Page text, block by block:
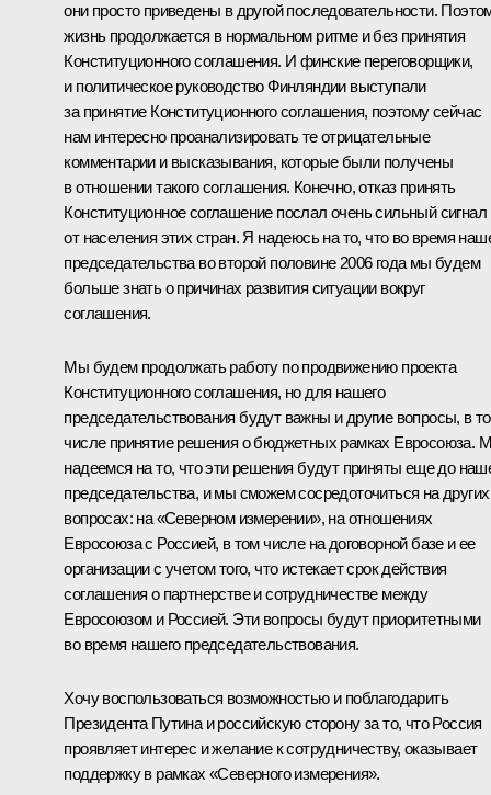
они просто приведены в другой последовательности.
жизнь продолжается в нормальном ритме и без принятия
Конституционного соглашения. И финские переговорщики,
и политическое руководство Финляндии выступали
за принятие Конституционного соглашения, поэтому сейчас
нам интересно проанализировать те отрицательные
комментарии и высказывания, которые были получены
в отношении такого соглашения. Конечно, отказ принять
Конституционное соглашение послал очень сильный сигнал
от населения этих стран. Я надеюсь на то, что во время
председательства во второй половине 2006 года мы будем
больше знать о причинах развития ситуации вокруг
соглашения.
Мы будем продолжать работу по продвижению проекта
Конституционного соглашения, но для нашего
председательствования будут важны и другие вопросы, в
числе принятие решения о бюджетных рамках Евросоюза.
надеемся на то, что эти решения будут приняты еще до
председательства, и мы сможем сосредоточиться на других
вопросах: на «Северном измерении», на отношениях
Евросоюза с Россией, в том числе на договорной базе и ее
организации с учетом того, что истекает срок действия
соглашения о партнерстве и сотрудничестве между
Евросоюзом и Россией. Эти вопросы будут приоритетными
во время нашего председательствования.
Хочу воспользоваться возможностью и поблагодарить
Президента Путина и российскую сторону за то, что Россия
проявляет интерес и желание к сотрудничеству, оказывает
поддержку в рамках «Северного измерения».